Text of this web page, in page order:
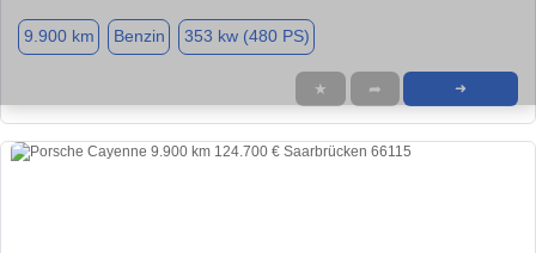
9.900 km Benzin 353 kw (480 PS)
★ ➦ ➜